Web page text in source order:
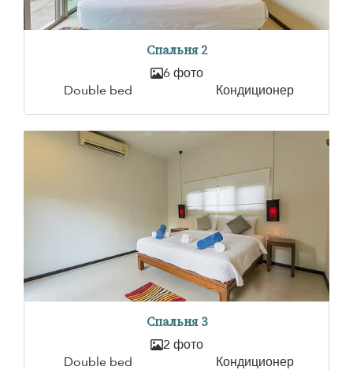
Спальня 2
6 фото
Double bed
Кондиционер
Спальня 3
2 фото
Double bed
Кондиционер